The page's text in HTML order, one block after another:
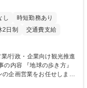
し
時短勤務あり
2日制
交通費支給
企画営業をお任せしま
、インバウンド）で地域